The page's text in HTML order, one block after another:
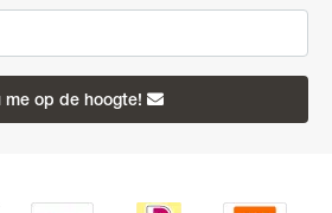
me op de hoogte!